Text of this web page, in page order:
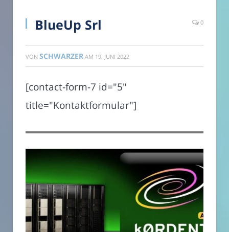
BlueUp Srl 0
VON SCHWARZER AM 19. JUNI 2022
[contact-form-7 id="5"
title="Kontaktformular"]